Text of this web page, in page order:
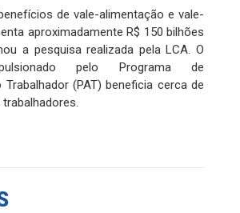
de vale-alimentação e vale-
aproximadamente R$ 150 bilhões
a pesquisa realizada pela LCA. O
pelo Programa de
(PAT) beneficia cerca de